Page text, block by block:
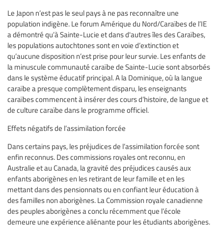
Le Japon n’est pas le seul pays à ne pas reconnaître une
population indigène. Le forum Amérique du Nord/Caraïbes de l’IE
a démontré qu’à Sainte-Lucie et dans d'autres îles des Caraïbes,
les populations autochtones sont en voie d’extinction et
qu’aucune disposition n’est prise pour leur survie. Les enfants de
la minuscule communauté caraïbe de Sainte-Lucie sont absorbés
dans le système éducatif principal. A la Dominique, où la langue
caraïbe a presque complètement disparu, les enseignants
caraïbes commencent à insérer des cours d’histoire, de langue et
de culture caraïbe dans le programme officiel.
Effets négatifs de l’assimilation forcée
Dans certains pays, les préjudices de l’assimilation forcée sont
enfin reconnus. Des commissions royales ont reconnu, en
Australie et au Canada, la gravité des préjudices causés aux
enfants aborigènes en les retirant de leur famille et en les
mettant dans des pensionnats ou en confiant leur éducation à
des familles non aborigènes. La Commission royale canadienne
des peuples aborigènes a conclu récemment que l’école
demeure une expérience aliénante pour les étudiants aborigènes.